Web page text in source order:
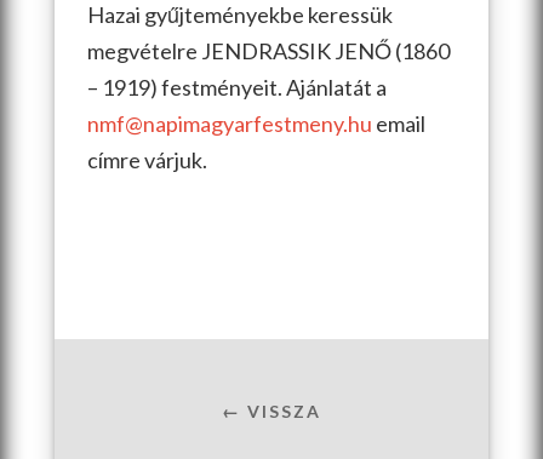
Hazai gyűjteményekbe keressük
megvételre JENDRASSIK JENŐ (1860
– 1919) festményeit. Ajánlatát a
nmf@napimagyarfestmeny.hu email
címre várjuk.
← VISSZA